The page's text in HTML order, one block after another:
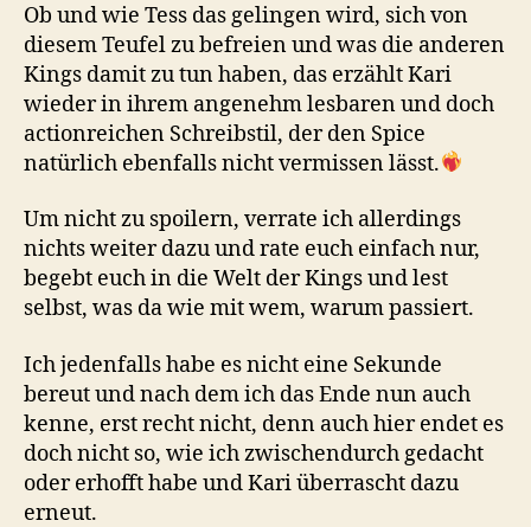
Ob und wie Tess das gelingen wird, sich von
diesem Teufel zu befreien und was die anderen
Kings damit zu tun haben, das erzählt Kari
wieder in ihrem angenehm lesbaren und doch
actionreichen Schreibstil, der den Spice
natürlich ebenfalls nicht vermissen lässt.
Um nicht zu spoilern, verrate ich allerdings
nichts weiter dazu und rate euch einfach nur,
begebt euch in die Welt der Kings und lest
selbst, was da wie mit wem, warum passiert.
Ich jedenfalls habe es nicht eine Sekunde
bereut und nach dem ich das Ende nun auch
kenne, erst recht nicht, denn auch hier endet es
doch nicht so, wie ich zwischendurch gedacht
oder erhofft habe und Kari überrascht dazu
erneut.